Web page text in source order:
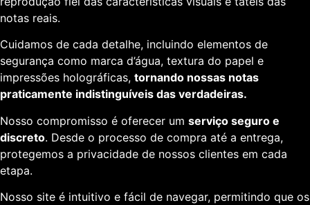
notas reais.
Cuidamos de cada detalhe, incluindo elementos de
segurança como marca d’água, textura do papel e
impressões holográficas, tornando nossas notas
praticamente indistinguíveis das verdadeiras.
Nosso compromisso é oferecer um serviço seguro e
discreto. Desde o processo de compra até a entrega,
protegemos a privacidade de nossos clientes em cada
etapa.
Nosso site é intuitivo e fácil de navegar, permitindo que os